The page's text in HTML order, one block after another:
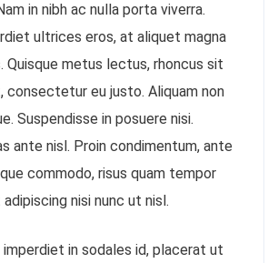
in nibh ac nulla porta viverra.
ultrices eros, at aliquet magna
Quisque metus lectus, rhoncus sit
eu justo. Aliquam non
Suspendisse in posuere nisi.
ante nisl. Proin condimentum, ante
commodo, risus quam tempor
nisi nunc ut nisl.
imperdiet in sodales id, placerat ut